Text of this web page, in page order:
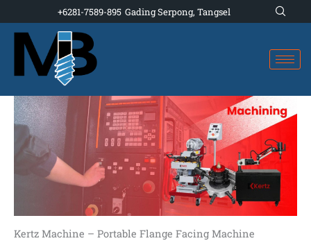
to
content
+6281-7589-895 Gading Serpong, Tangsel
Kertz Machine – Portable Flange Facing Machine